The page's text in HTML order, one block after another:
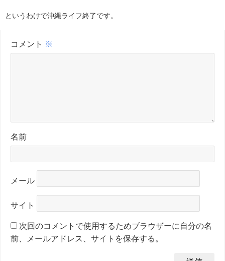
というわけで沖縄ライフ終了です。
コメント ※
名前
メール
サイト
次回のコメントで使用するためブラウザーに自分の名
前、メールアドレス、サイトを保存する。